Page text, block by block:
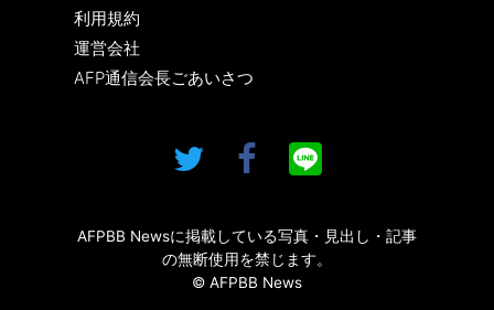
利用規約
運営会社
AFP通信会長ごあいさつ
AFPBB Newsに掲載している写真・見出し・記事
の無断使用を禁じます。
© AFPBB News